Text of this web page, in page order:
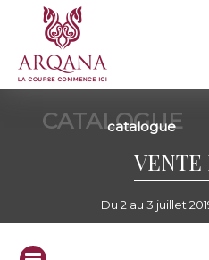
CATALOGUE
catalogue
VENTE
Du 2 au 3 juillet